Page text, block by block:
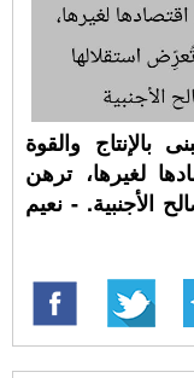
بالإنتاج والقوة
لغيرها، ترهن
الأجنبية. - نعيم